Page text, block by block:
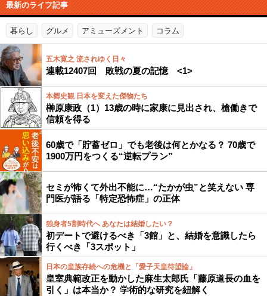
最新のライフ記事
暮らし グルメ アミューズメント コラム
五木寛之 流されゆく日々
連載12407回 敗戦の夏の記憶 <1>
本郷史観 日本を変えた傑物たち
榊原康政（1）13歳の時に家康に見出され、槍働きで
信頼を得る
60歳で「貯蓄ゼロ」でも老後は何とかなる？ 70歳で
1900万円をつくる“逆転プラン”
セミが怖くて外出不能に…“たかが虫”と笑えない 専
門医が語る「特定恐怖症」の正体
独身者5割時代へ あなたは結婚したい？
初デートで避けるべき「3館」と、結婚を意識したら
行くべき「3スポット」
日本の皇族存続への危機と「愛子天皇待望論」
皇室典範改正を動かした麻生太郎氏「藤原道長の血を
引く」は本当か？ 学術的な研究を紐解く